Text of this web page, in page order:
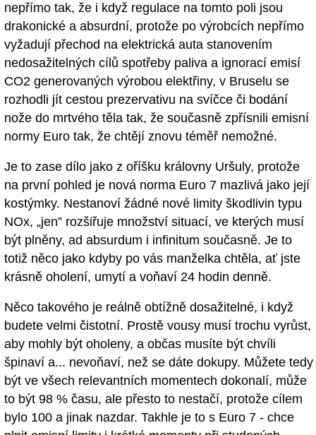
nepřímo tak, že i když regulace na tomto poli jsou
drakonické a absurdní, protože po výrobcích nepřímo
vyžadují přechod na elektrická auta stanovením
nedosažitelných cílů spotřeby paliva a ignorací emisí
CO2 generovaných výrobou elektřiny, v Bruselu se
rozhodli jít cestou prezervativu na svíčce či bodání
nože do mrtvého těla tak, že současně zpřísnili emisní
normy Euro tak, že chtějí znovu téměř nemožné.
Je to zase dílo jako z oříšku královny Uršuly, protože
na první pohled je nová norma Euro 7 mazlivá jako její
kostýmky. Nestanoví žádné nové limity škodlivin typu
NOx, „jen” rozšiřuje množství situací, ve kterých musí
být plněny, ad absurdum i infinitum současně. Je to
totiž něco jako kdyby po vás manželka chtěla, ať jste
krásně oholení, umytí a voňaví 24 hodin denně.
Něco takového je reálně obtížně dosažitelné, i když
budete velmi čistotní. Prostě vousy musí trochu vyrůst,
aby mohly být oholeny, a občas musíte být chvíli
špinaví a... nevoňaví, než se dáte dokupy. Můžete tedy
být ve všech relevantních momentech dokonalí, může
to být 98 % času, ale přesto to nestačí, protože cílem
bylo 100 a jinak nazdar. Takhle je to s Euro 7 - chce